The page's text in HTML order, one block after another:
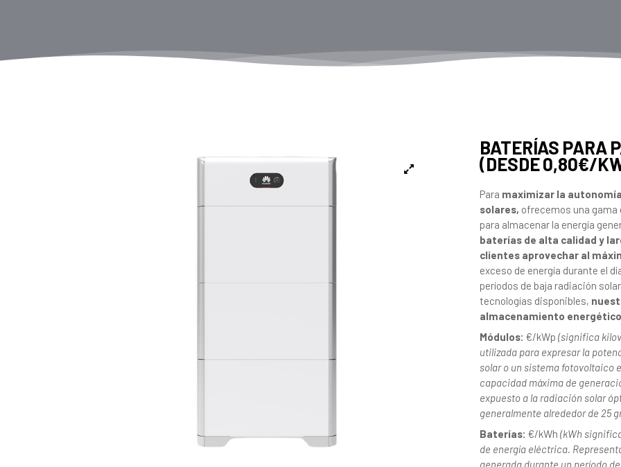
BATERÍAS PARA
(DESDE 0,80€/
Para maximizar la
solares, ofrecemos una
para almacenar la energía
baterías de alta calidad y
clientes aprovechar al
exceso de energía durante el
períodos de baja radiación
tecnologías disponibles,
almacenamiento
Módulos: €/kWp (significa
utilizada para expresar la
solar o un sistema fotovoltaico
capacidad máxima de
expuesto a la radiación solar
generalmente alrededor de 25
Baterías: €/kWh (kWh
de energía eléctrica.
generada durante un período